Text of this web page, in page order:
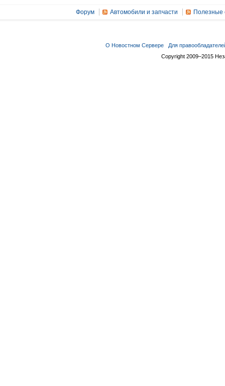
Форум Автомобили и запчасти Полезные
О Новостном Сервере
Для
Copyright 2009–2015